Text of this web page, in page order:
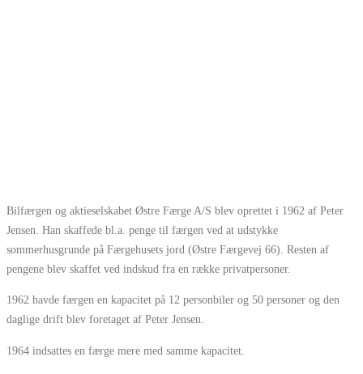
Bilfærgen og aktieselskabet Østre Færge A/S blev oprettet i 1962 af Peter
Jensen. Han skaffede bl.a. penge til færgen ved at udstykke
sommerhusgrunde på Færgehusets jord (Østre Færgevej 66). Resten af
pengene blev skaffet ved indskud fra en række privatpersoner.
1962 havde færgen en kapacitet på 12 personbiler og 50 personer og den
daglige drift blev foretaget af Peter Jensen.
1964 indsattes en færge mere med samme kapacitet.